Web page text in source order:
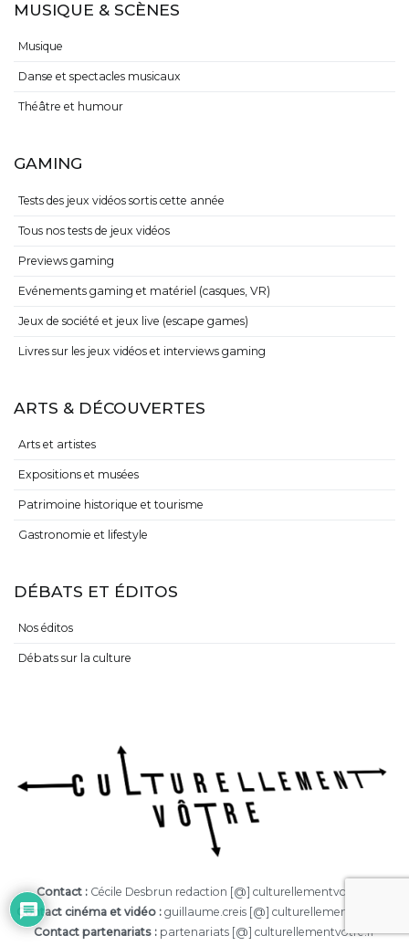
MUSIQUE & SCÈNES
Musique
Danse et spectacles musicaux
Théâtre et humour
GAMING
Tests des jeux vidéos sortis cette année
Tous nos tests de jeux vidéos
Previews gaming
Evénements gaming et matériel (casques, VR)
Jeux de société et jeux live (escape games)
Livres sur les jeux vidéos et interviews gaming
ARTS & DÉCOUVERTES
Arts et artistes
Expositions et musées
Patrimoine historique et tourisme
Gastronomie et lifestyle
DÉBATS ET ÉDITOS
Nos éditos
Débats sur la culture
Contact :Cécile Desbrun redaction [@] culturellementvotre.fr
Contact cinéma et vidéo : guillaume.creis [@] culturellementvotre.fr
Contact partenariats : partenariats [@] culturellementvotre.fr